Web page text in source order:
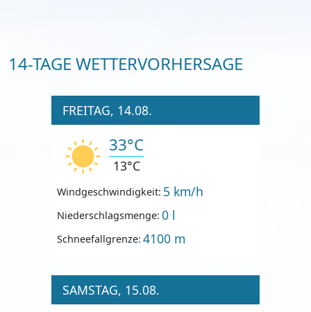
14-TAGE WETTERVORHERSAGE
FREITAG, 14.08.
33°C
13°C
Windgeschwindigkeit: 5 km/h
Niederschlagsmenge: 0 l
Schneefallgrenze: 4100 m
SAMSTAG, 15.08.